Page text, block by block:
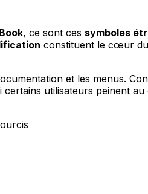
, ce sont ces symboles
constituent le cœur
et les menus.
utilisateurs peinent